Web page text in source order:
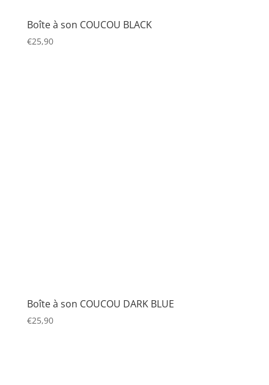
Boîte à son COUCOU BLACK
€25,90
Boîte à son COUCOU DARK BLUE
€25,90